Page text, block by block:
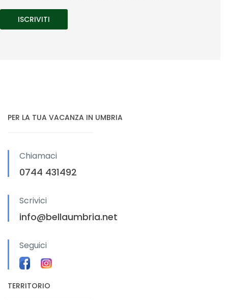
PER LA TUA VACANZA IN UMBRIA
Chiamaci
0744 431492
Scrivici
info@bellaumbria.net
Seguici
TERRITORIO